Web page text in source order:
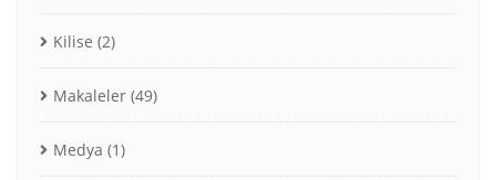
Kilise (2)
Makaleler (49)
Medya (1)